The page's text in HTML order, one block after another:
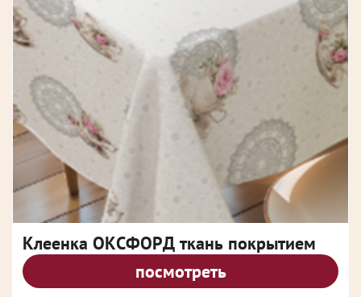
Клеенка ОКСФОРД ткань покрытием
посмотреть